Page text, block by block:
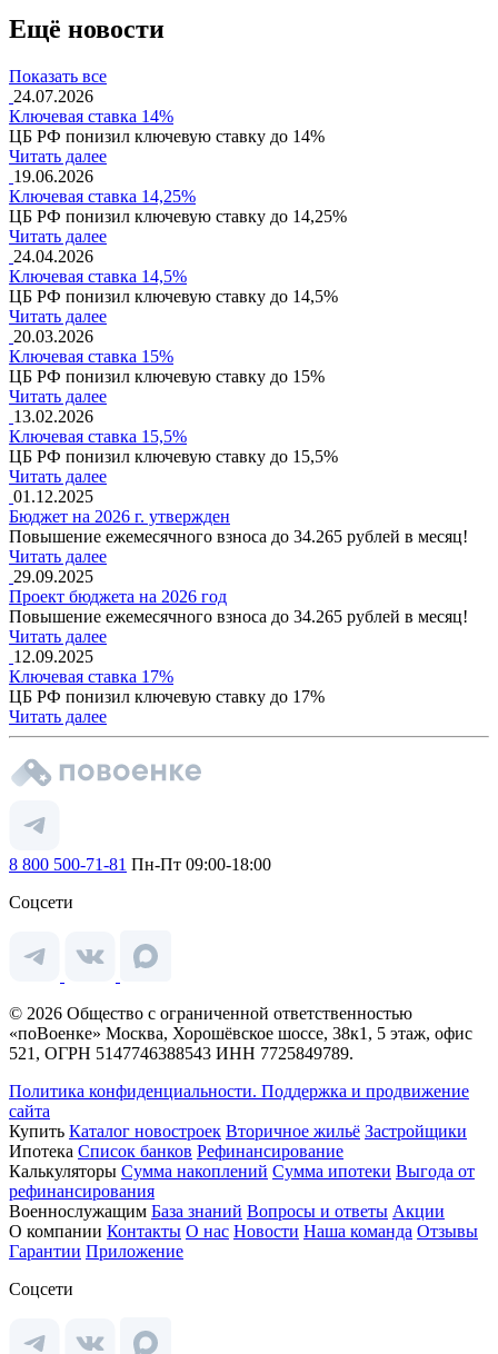
Ещё новости
Показать все
24.07.2026
Ключевая ставка 14%
ЦБ РФ понизил ключевую ставку до 14%
Читать далее
19.06.2026
Ключевая ставка 14,25%
ЦБ РФ понизил ключевую ставку до 14,25%
Читать далее
24.04.2026
Ключевая ставка 14,5%
ЦБ РФ понизил ключевую ставку до 14,5%
Читать далее
20.03.2026
Ключевая ставка 15%
ЦБ РФ понизил ключевую ставку до 15%
Читать далее
13.02.2026
Ключевая ставка 15,5%
ЦБ РФ понизил ключевую ставку до 15,5%
Читать далее
01.12.2025
Бюджет на 2026 г. утвержден
Повышение ежемесячного взноса до 34.265 рублей в месяц!
Читать далее
29.09.2025
Проект бюджета на 2026 год
Повышение ежемесячного взноса до 34.265 рублей в месяц!
Читать далее
12.09.2025
Ключевая ставка 17%
ЦБ РФ понизил ключевую ставку до 17%
Читать далее
8 800 500-71-81 Пн-Пт 09:00-18:00
Соцсети
© 2026 Общество с ограниченной ответственностью
«поВоенке» Москва, Хорошёвское шоссе, 38к1, 5 этаж, офис
521, ОГРН 5147746388543 ИНН 7725849789.
Политика конфиденциальности. Поддержка и продвижение
сайта
Купить Каталог новостроек Вторичное жильё Застройщики
Ипотека Список банков Рефинансирование
Калькуляторы Сумма накоплений Сумма ипотеки Выгода от
рефинансирования
Военнослужащим База знаний Вопросы и ответы Акции
О компании Контакты О нас Новости Наша команда Отзывы
Гарантии Приложение
Соцсети